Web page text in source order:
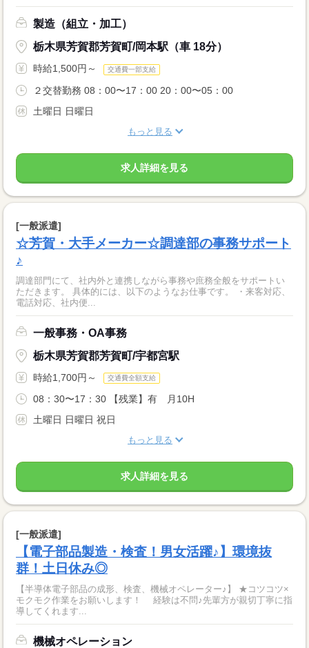
製造（組立・加工）
栃木県芳賀郡芳賀町/岡本駅（車 18分）
時給1,500円～ 交通費一部支給
２交替勤務 08：00〜17：00 20：00〜05：00
土曜日 日曜日
もっと見る
求人詳細を見る
[一般派遣]
☆芳賀・大手メーカー☆調達部の事務サポート
♪
調達部門にて、社内外と連携しながら事務や庶務全般をサポートい
ただきます。 具体的には、以下のようなお仕事です。 ・来客対応、
電話対応、社内便...
一般事務・OA事務
栃木県芳賀郡芳賀町/宇都宮駅
時給1,700円～ 交通費全額支給
08：30〜17：30 【残業】有 月10H
土曜日 日曜日 祝日
もっと見る
求人詳細を見る
[一般派遣]
【電子部品製造・検査！男女活躍♪】環境抜
群！土日休み◎
【半導体電子部品の成形、検査、機械オペレーター♪】 ★コツコツ×
モクモク作業をお願いします！ 経験は不問♪先輩方が親切丁寧に指
導してくれます...
機械オペレーション